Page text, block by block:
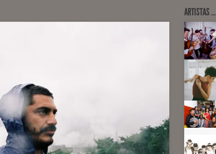
ARTISTAS …